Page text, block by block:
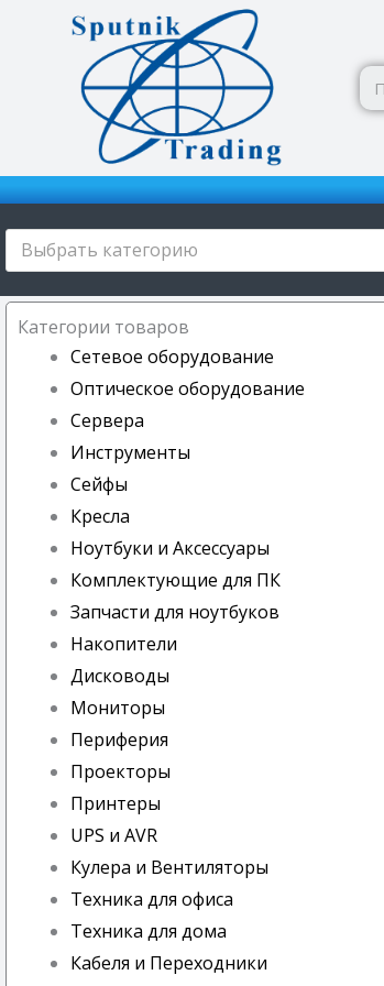
Перейти
содержимому
Выбрать категорию
Категории товаров
Сетевое оборудование
Оптическое оборудование
Сервера
Инструменты
Сейфы
Кресла
Ноутбуки и Аксессуары
Комплектующие для ПК
Запчасти для ноутбуков
Накопители
Дисководы
Мониторы
Периферия
Проекторы
Принтеры
UPS и AVR
Кулера и Вентиляторы
Техника для офиса
Техника для дома
Кабеля и Переходники